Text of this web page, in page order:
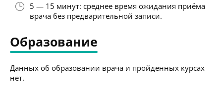
5 — 15 минут: среднее время ожидания приёма
врача без предварительной записи.
Образование
Данных об образовании врача и пройденных курсах
нет.